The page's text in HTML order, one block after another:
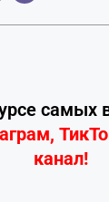
самых
,
канал!